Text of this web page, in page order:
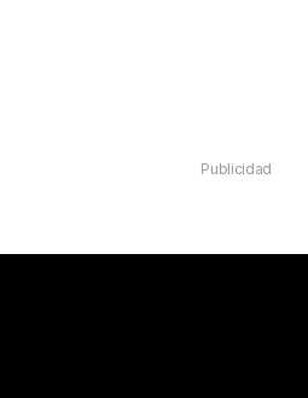
Publicidad